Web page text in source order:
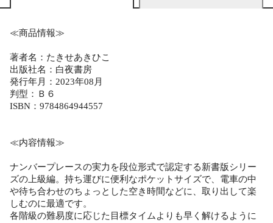
≪商品情報≫
著者名：たきせあきひこ
出版社名：白夜書房
発行年月：2023年08月
判型：Ｂ６
ISBN：9784864944557
≪内容情報≫
ナンバープレースの実力を段位形式で認定する新書版シリー
ズの上級編。持ち運びに便利なポケットサイズで、電車の中
や待ち合わせのちょっとした空き時間などに、取り出して楽
しむのに最適です。
各階級の難易度に応じた目標タイムよりも早く解けるように